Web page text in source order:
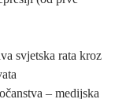
svjetska rata kroz
– medijska